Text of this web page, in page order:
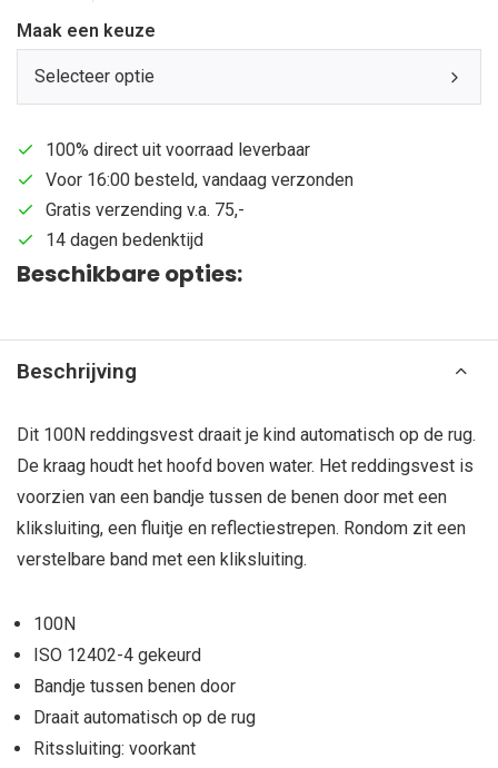
Maak een keuze
Selecteer optie
100% direct uit voorraad leverbaar
Voor 16:00 besteld, vandaag verzonden
Gratis verzending v.a. 75,-
14 dagen bedenktijd
Beschikbare opties:
Beschrijving
Dit 100N reddingsvest draait je kind automatisch op de rug.
De kraag houdt het hoofd boven water. Het reddingsvest is
voorzien van een bandje tussen de benen door met een
kliksluiting, een fluitje en reflectiestrepen. Rondom zit een
verstelbare band met een kliksluiting.
100N
ISO 12402-4 gekeurd
Bandje tussen benen door
Draait automatisch op de rug
Ritssluiting: voorkant